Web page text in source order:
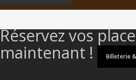
Réservez vos
maintenant !
Billeterie